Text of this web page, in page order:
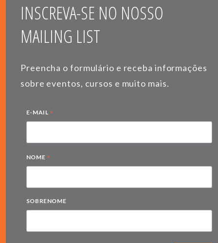
INSCREVA-SE NO NOSSO
MAILING LIST
Preencha o formulário e receba informações
sobre eventos, cursos e muito mais.
E-MAIL *
NOME *
SOBRENOME